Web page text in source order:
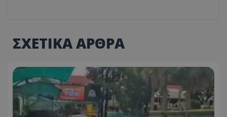
ΣΧΕΤΙΚΑ ΑΡΘΡΑ